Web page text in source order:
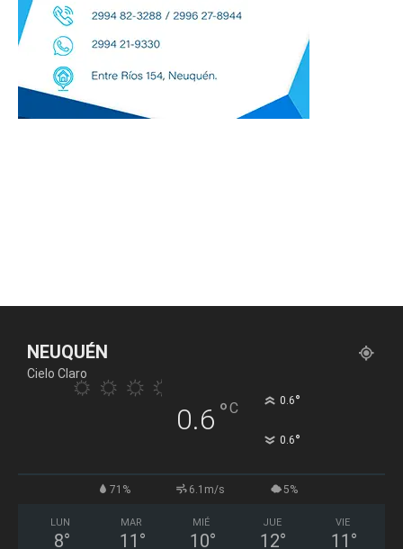
NEUQUÉN
Cielo Claro
0.6 °C 0.6°
0.6°
71% 6.1m/s 5%
LUN
8°
MAR
11 °
MIÉ
10°
JUE
12°
VIE
11 °